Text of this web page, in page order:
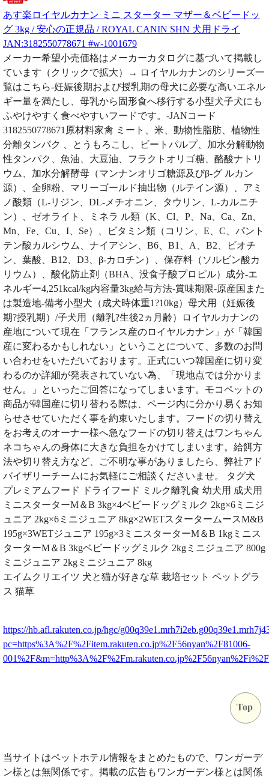
あす楽ロイヤルカナン ミニ スターター マザー＆ベビードッ
グ 3kg / 安心の正規品 / ROYAL CANIN SHN 犬用ドライ
JAN:3182550778671 #w-1001679
メーカー希望小売価格はメーカーカタログに基づいて掲載し
ています（クリックで拡大）→ ロイヤルカナンのシリーズ一
覧はこちら-妊娠後期および授乳期の母犬に必要な高いエネル
ギー量を満たし、母乳から固形食へ移行する小型犬子犬にも
ふやけやすく食べやすいフードです。-JANコード
3182550778671原材料家禽 ミート、米、動物性脂肪、植物性
分離タンパク 、とうもろこし、ビートパルプ、加水分解動物
性タンパク、魚油、大豆油、フラクトオリゴ糖、酪酸ナトリ
ウム、加水分解酵母（マンナンオリゴ糖源及びβ-グ ルカン
源）、全卵粉、マリーゴールド抽出物（ルテイン源）、アミ
ノ酸類（L-リジン、DL-メチオニン、タウリン、L-カルニチ
ン）、ゼオライト、ミネラ ル類（K、Cl、P、Na、Ca、Zn、
Mn、Fe、Cu、I、Se）、ビタミン類（コリン、E、C、パント
テン酸カルシウム、ナイアシン、B6、B1、A、B2、ビオチ
ン、葉酸、B12、D3、β-カロチン）、保存料（ソルビン酸カ
リウム）、酸化防止剤（BHA、没食子酸プロピル）成分-エ
ネルギー4,251kcal/kg内容量3kg給与方法-賞味期限-原産国また
は製造地-備考小型犬（成犬時体重1?10kg）母犬用（妊娠後
期?授乳期）/子犬用（離乳?生後2ヵ月齢）ロイヤルカナンの
産地について現在「フランス産のロイヤルカナン」が「韓国
産に変わるかもしれない」ということについて、多数のお問
い合わせをいただいております。正式にいつ韓国産に切り変
わるのか詳細が発表されていない為、「現地点では分かりま
せん。」といったご回答になってしまいます。モコペットの
商品が韓国産に切り替わる際は、ページ内に分かり易くお知
らせさせていただく事を約束いたします。フードの切り替え
をお考えのオーナー様へ急なフードの切り替えはワンちゃん
ネコちゃんの身体に大きな負担をかけてしまいます。給餌方
法や切り替え方など、ご不明な事がありましたら、弊社アド
バイザリーチームにお気軽にご相談くださいませ。 タグ犬
プレミアムフード ドライフード ミルク離乳食 幼犬用 成犬用
ミニスターターM＆B 3kg×4ベビードッグミルク 2kg×6ミニジ
ュニア 2kg×6ミニジュニア 8kg×2WETスタータームースM&B
195g×3WETジュニア 195g×3ミニスターターM＆B 1kgミニス
ターターM＆B 3kgベビードッグミルク 2kgミニジュニア 800g
ミニジュニア 2kgミニジュニア 8kg
エイムクリエイツ 犬と猫が好きな草 栽培セット ペットグラ
ス 猫草
https://hb.afl.rakuten.co.jp/hgc/
pc=https%3A%2F%2Fitem.rakuten.co.jp%2F56nyan%2F81006-
Top
当サイトはペットホテル情報をまとめたもので、ワンガーデ
ン様とは無関係です。掲載の広告もワンガーデン様とは関係